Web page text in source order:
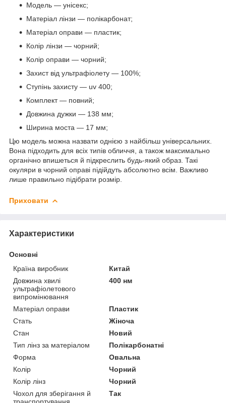
Модель — унісекс;
Матеріал лінзи — полікарбонат;
Матеріал оправи — пластик;
Колір лінзи — чорний;
Колір оправи — чорний;
Захист від ультрафіолету — 100%;
Ступінь захисту — uv 400;
Комплект — повний;
Довжина дужки — 138 мм;
Ширина моста — 17 мм;
Цю модель можна назвати однією з найбільш універсальних.
Вона підходить для всіх типів обличчя, а також максимально
органічно впишеться й підкреслить будь-який образ. Такі
окуляри в чорний оправі підійдуть абсолютно всім. Важливо
лише правильно підібрати розмір.
Приховати
Характеристики
Основні
Країна виробник
Китай
Довжина хвилі
ультрафіолетового
випромінювання
400 нм
Матеріал оправи
Пластик
Стать
Жіноча
Стан
Новий
Тип лінз за матеріалом
Полікарбонатні
Форма
Овальна
Колір
Чорний
Колір лінз
Чорний
Чохол для зберігання й
транспортування
Так